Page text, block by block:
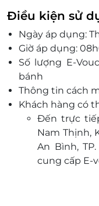
Sản phẩm tặng
1 bộ muỗng nĩa
1 hộp sô cô
1 hũ trái cây
1 quyển
1 túi xách giấy
Bánh trung thu
hạn sử dụng là
30 ngày trong
Điều kiện sử
Ngày áp dụng:
Giờ áp dụng:
Số lượng E-
bánh
Thông tin cách
Khách hàng có
Đến trực
Nam Thịnh,
An Bình,
cung cấp E-